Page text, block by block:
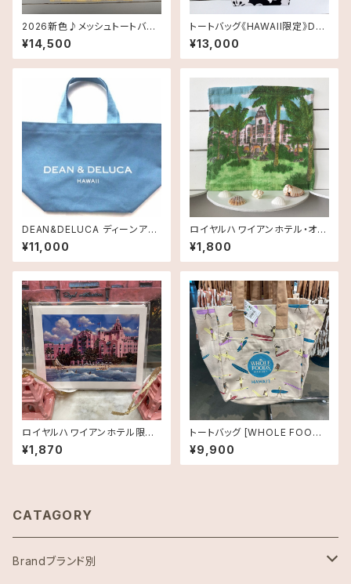
2026新色♪メッシュトートバッ
グ Smallサイズ《HAWAII限
定》DEAN＆DELUCA ディーン
＆デルーカ ハワイ 送料無料
¥14,500
トートバッグ《HAWAII限定》DEA
N＆DELUCA ディーン＆デルー
カ ハイビスカストートバッグ ス
モールサイズ ハワイ限定品 送
¥13,000
DEAN&DELUCA ディーンアン
ドデルーカ ・ ROYAL HAWAIIA
N LIMITED CANVAS TOTE
キャンバストート スモールサイ
¥11,000
ロイヤルハワイアンホテル・オリ
ジナルハンドタオル（パームツリ
ー柄） TRH Inspired
¥1,800
ロイヤルハワイアンホテル限定・
グリーティングカード・2枚セット
¥1,870
トートバッグ [WHOLE FOODS
MARKET]ホールフーズマーケ
ット オーガニックショッピングバ
ッグ サーファーガール
¥9,900
CATAGORY
Brandブランド別